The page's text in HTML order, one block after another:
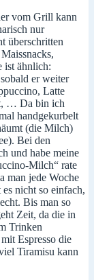
vom Grill kann
nur
überschritten
ist ähnlich:
er weiter
Latte
… Da bin ich
handgekurbelt
(die Milch)
Bei den
und habe meine
Milch“ rate
man jede Woche
nicht so einfach,
Bis man so
Zeit, da die in
Trinken
Espresso die
Tiramisu kann